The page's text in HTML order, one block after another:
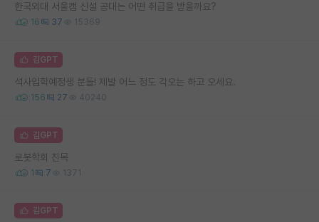
한국외대 서울캠 신설 공대는 어떤 취급을 받을까요?
16 37 15369
김GPT
석사입학예정생 분들! 제발 어느 정도 각오는 하고 오세요.
156 27 40240
김GPT
로봇학회 친목
1 7 1371
김GPT